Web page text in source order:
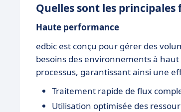
Quelles sont les
Haute performance
edbic est conçu pour gérer des
besoins des environnements à
processus, garantissant ainsi une
Traitement rapide de flux
Utilisation optimisée des